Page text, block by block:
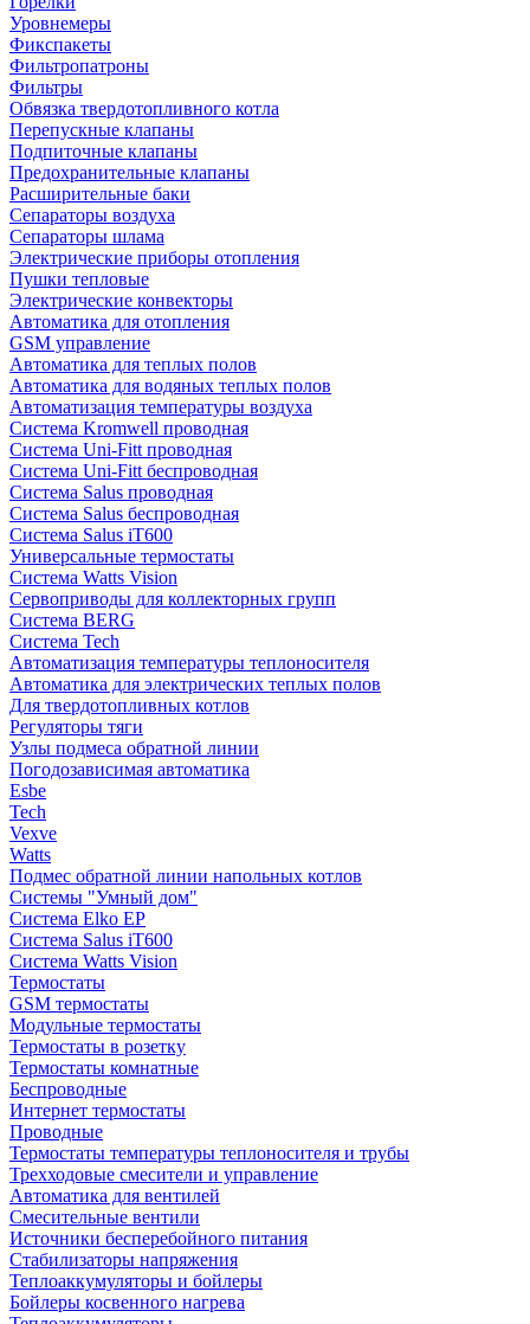
Уровнемеры
Фикспакеты
Фильтропатроны
Фильтры
Обвязка твердотопливного котла
Перепускные клапаны
Подпиточные клапаны
Предохранительные клапаны
Расширительные баки
Сепараторы воздуха
Сепараторы шлама
Электрические приборы отопления
Пушки тепловые
Электрические конвекторы
Автоматика для отопления
GSM управление
Автоматика для теплых полов
Автоматика для водяных теплых полов
Автоматизация температуры воздуха
Система Kromwell проводная
Система Uni-Fitt проводная
Система Uni-Fitt беспроводная
Система Salus проводная
Система Salus беспроводная
Система Salus iT600
Универсальные термостаты
Система Watts Vision
Сервоприводы для коллекторных групп
Система BERG
Система Tech
Автоматизация температуры теплоносителя
Автоматика для электрических теплых полов
Для твердотопливных котлов
Регуляторы тяги
Узлы подмеса обратной линии
Погодозависимая автоматика
Esbe
Tech
Vexve
Watts
Подмес обратной линии напольных котлов
Системы "Умный дом"
Система Elko EP
Система Salus iT600
Система Watts Vision
Термостаты
GSM термостаты
Модульные термостаты
Термостаты в розетку
Термостаты комнатные
Беспроводные
Интернет термостаты
Проводные
Термостаты температуры теплоносителя и трубы
Трехходовые смесители и управление
Автоматика для вентилей
Смесительные вентили
Источники бесперебойного питания
Стабилизаторы напряжения
Теплоаккумуляторы и бойлеры
Бойлеры косвенного нагрева